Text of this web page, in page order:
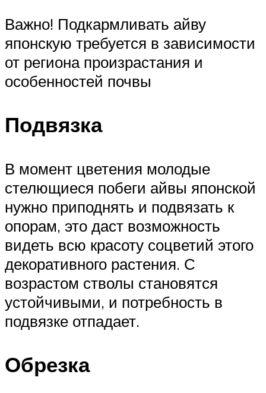
Важно! Подкармливать айву
японскую требуется в зависимости
от региона произрастания и
особенностей почвы
Подвязка
В момент цветения молодые
стелющиеся побеги айвы японской
нужно приподнять и подвязать к
опорам, это даст возможность
видеть всю красоту соцветий этого
декоративного растения. С
возрастом стволы становятся
устойчивыми, и потребность в
подвязке отпадает.
Обрезка